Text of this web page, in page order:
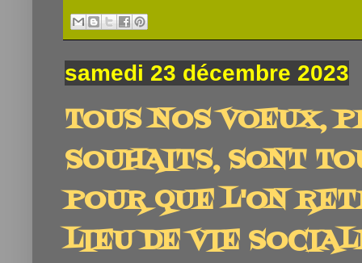
samedi 23 décembre 2023
TOUS NOS VOEUX,
SOUHAITS, SONT
POUR QUE L'ON
LIEU DE VIE